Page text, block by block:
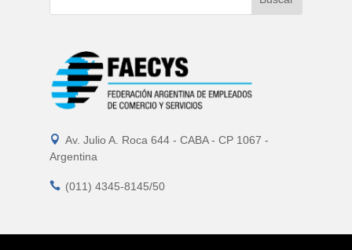
 Av. Julio A. Roca 644 - CABA - CP 1067 -
Argentina
 (011) 4345-8145/50